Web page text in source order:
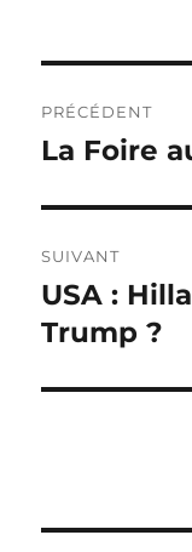
de
PRÉCÉDENT
Publication
La Foire
SUIVANT
Publication
suivante :
USA :
Trump ?